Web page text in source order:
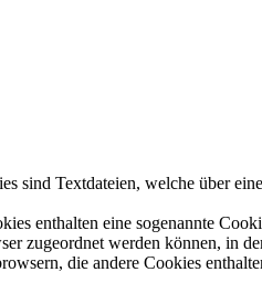
sind Textdateien, welche über
enthalten eine sogenannte
zugeordnet werden können, in
die andere Cookies